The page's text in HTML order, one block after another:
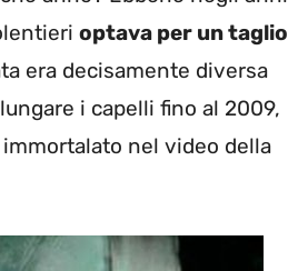
optava per un taglio
era decisamente diversa
i capelli fino al 2009,
nel video della